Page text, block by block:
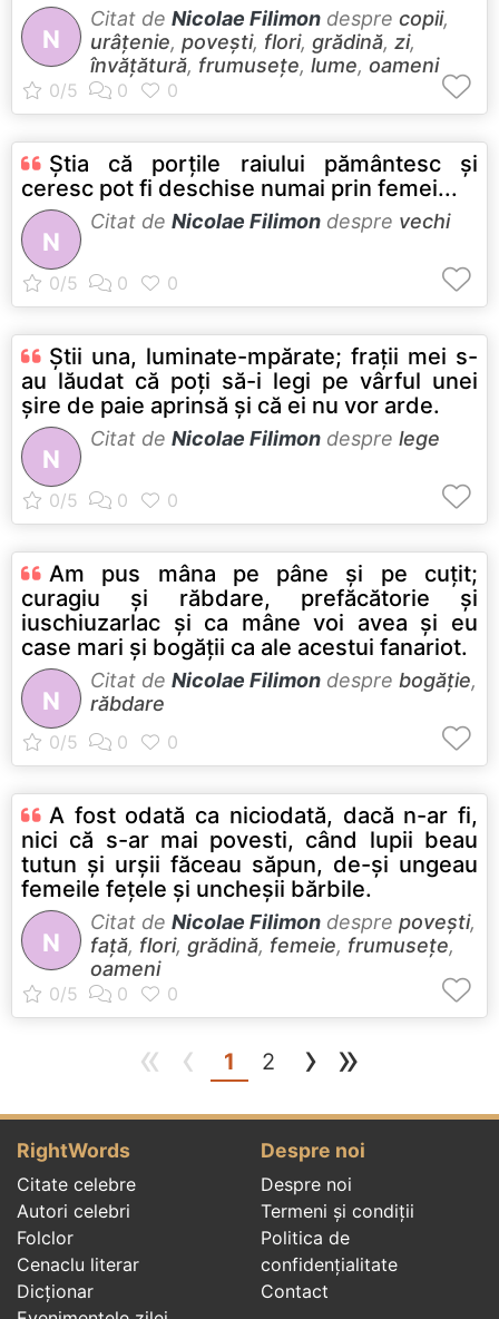
N
Citat de Nicolae Filimon despre copii,
urâțenie, povești, flori, grădină, zi,
învățătură, frumusețe, lume, oameni
Ştia că porţile raiului pământesc şi
ceresc pot fi deschise numai prin femei...
N
Citat de Nicolae Filimon despre vechi
Ştii una, luminate-mpărate; fraţii mei s-
au lăudat că poţi să-i legi pe vârful unei
şire de paie aprinsă şi că ei nu vor arde.
N
Citat de Nicolae Filimon despre lege
Am pus mâna pe pâne şi pe cuţit;
curagiu şi răbdare, prefăcătorie şi
iuschiuzarlac şi ca mâne voi avea şi eu
case mari şi bogăţii ca ale acestui fanariot.
N
Citat de Nicolae Filimon despre bogăție,
răbdare
A fost odată ca niciodată, dacă n-ar fi,
nici că s-ar mai povesti, când lupii beau
tutun şi urşii făceau săpun, de-şi ungeau
femeile feţele şi uncheşii bărbile.
N
Citat de Nicolae Filimon despre povești,
față, flori, grădină, femeie, frumusețe,
oameni
« ‹ 1 (current)
2 › »
RightWords
Citate celebre
Autori celebri
Folclor
Cenaclu literar
Dicționar
Despre noi
Despre noi
Termeni și condiții
Politica de
confidenţialitate
Contact